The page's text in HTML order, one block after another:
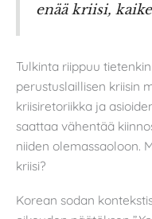
enää kriisi,
Tulkinta riippuu
perustuslaillisen kriisin
kriisiretoriikka ja
saattaa vähentää
niiden olemassaoloon.
kriisi?
Korean sodan